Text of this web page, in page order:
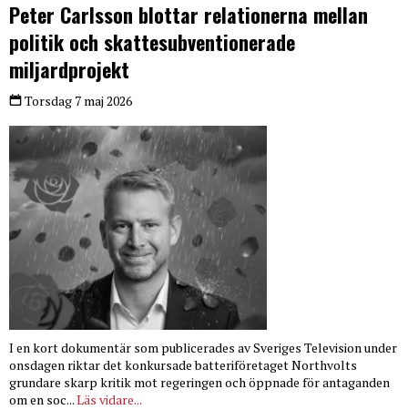
Peter Carlsson blottar relationerna mellan
politik och skattesubventionerade
miljardprojekt
Torsdag 7 maj 2026
I en kort dokumentär som publicerades av Sveriges Television under
onsdagen riktar det konkursade batteriföretaget Northvolts
grundare skarp kritik mot regeringen och öppnade för antaganden
om en soc...Läs vidare...